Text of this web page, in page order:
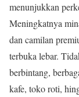
menunjukkan
Meningkatnya
dan camilan
terbuka lebar.
berbintang,
kafe, toko roti,